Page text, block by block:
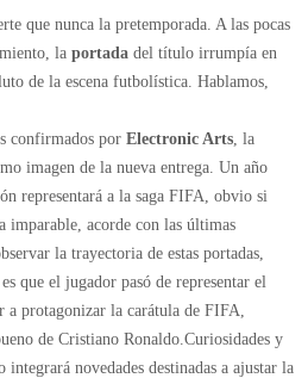
que nunca la pretemporada. A las pocas
laportadadel título irrumpía en
de la escena futbolística. Hablamos,
confirmados porElectronic Arts, la
imagen de la nueva entrega. Un año
representará a la saga FIFA, obvio si
imparable, acorde con las últimas
la trayectoria de estas portadas,
que el jugador pasó de representar el
protagonizar la carátula de FIFA,
de Cristiano Ronaldo.Curiosidades y
novedades destinadas a ajustar la